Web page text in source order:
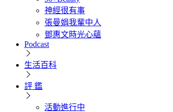
神經很有事
張曼娟我輩中人
鄧惠文時光心蘊
Podcast
生活百科
評 鑑
活動進行中